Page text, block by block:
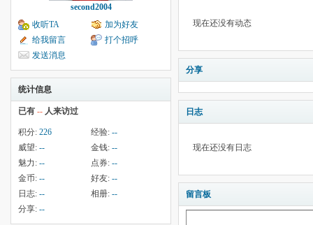
second2004
收听TA
加为好友
给我留言
打个招呼
发送消息
统计信息
已有 -- 人来访过
积分: 226 经验: --
威望: -- 金钱: --
魅力: -- 点券: --
金币: -- 好友: --
日志: -- 相册: --
分享: --
现在还没有动态
分享
日志
现在还没有日志
留言板